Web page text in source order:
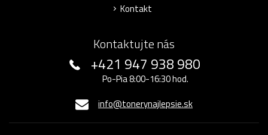
Kontakt
Kontaktujte nás
+421 947 938 980
Po-Pia 8:00-16:30 hod.
info@tonerynajlepsie.sk